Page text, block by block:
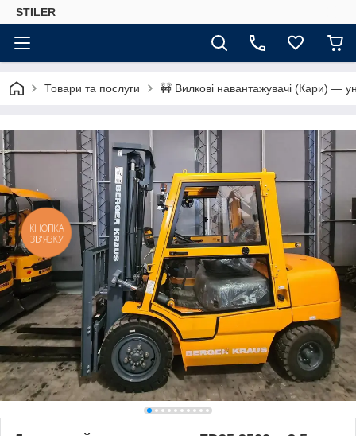
STILER
Товари та послуги 🚧 Вилкові навантажувачі (Кари) —
КНОПКА
ЗВ'ЯЗКУ